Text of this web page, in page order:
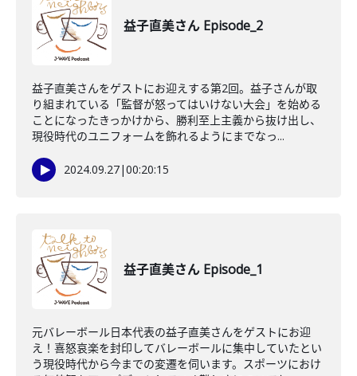
益子直美さん Episode_2
益子直美さんをゲストにお迎えする第2回。益子さんが取
り組まれている「監督が怒ってはいけない大会」を始める
ことになったきっかけから、勝利至上主義から抜け出し、
現役時代のユニフォームを飾れるようにまでなっ...
2024.09.27|00:20:15
益子直美さん Episode_1
元バレーボール日本代表の益子直美さんをゲストにお迎
え！喜怒哀楽を封印してバレーボールに集中していたとい
う現役時代から今までの変遷を伺います。スポーツにおけ